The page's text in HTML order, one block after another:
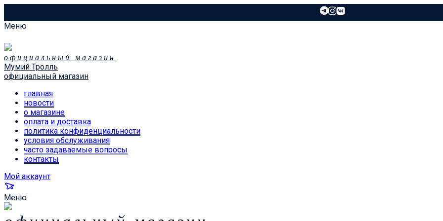
Меню
официальный магазин
Мумий Тролль
официальный магазин
главная
новости
о магазине
оплата и доставка
политика конфиденциальности
условия обслуживания
часто задаваемые вопросы
контакты
Мой аккаунт
Меню